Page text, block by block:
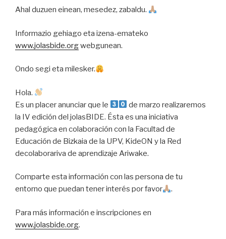
Ahal duzuen einean, mesedez, zabaldu.
Informazio gehiago eta izena-emateko
www.jolasbide.orgwebgunean.
Ondo segi eta milesker.
Hola.
Es un placer anunciar que le
de marzo realizaremos
la IV edición del jolasBIDE. Ésta es una iniciativa
pedagógica en colaboración con la Facultad de
Educación de Bizkaia de la UPV, KideON y la Red
decolaborariva de aprendizaje Ariwake.
Comparte esta información con las persona de tu
entorno que puedan tener interés por favor
.
Para más información e inscripciones en
www.jolasbide.org.